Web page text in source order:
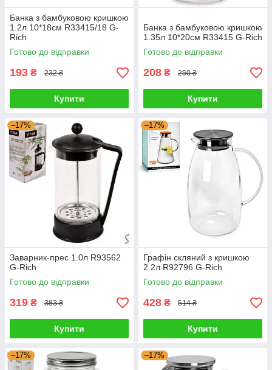
Банка з бамбуковою кришкою
1.2л 10*18см R33415/18 G-
Rich
Готово до відправки
193 ₴ 232 ₴
Купити
Банка з бамбуковою кришкою
1.35л 10*20см R33415 G-Rich
Готово до відправки
208 ₴ 250 ₴
Купити
–17%
Заварник-прес 1.0л R93562
G-Rich
Готово до відправки
319 ₴ 383 ₴
Купити
–17%
Графін скляний з кришкою
2.2л R92796 G-Rich
Готово до відправки
428 ₴ 514 ₴
Купити
–17% –17%